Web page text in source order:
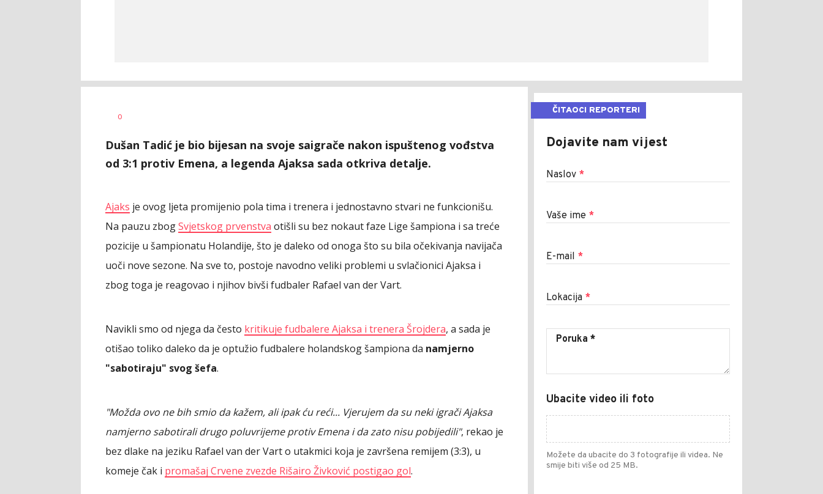
AUTOR
0
Dušan Tadić je bio bijesan na svoje saigrače nakon ispuštenog vođstva
od 3:1 protiv Emena, a legenda Ajaksa sada otkriva detalje.
Ajaks je ovog ljeta promijenio pola tima i trenera i jednostavno stvari ne funkcionišu.
Na pauzu zbogSvjetskog prvenstva otišli su bez nokaut faze Lige šampiona i sa treće
pozicije u šampionatu Holandije, što je daleko od onoga što su bila očekivanja navijača
uoči nove sezone. Na sve to, postoje navodno veliki problemi u svlačionici Ajaksa i
zbog toga je reagovao i njihov bivši fudbaler Rafael van der Vart.
Navikli smo od njega da često kritikuje fudbalere Ajaksa i trenera Šrojdera, a sada je
otišao toliko daleko da je optužio fudbalere holandskog šampiona da namjerno
"sabotiraju" svog šefa.
"Možda ovo ne bih smio da kažem, ali ipak ću reći... Vjerujem da su neki igrači Ajaksa
namjerno sabotirali drugo poluvrijeme protiv Emena i da zato nisu pobijedili", rekao je
bez dlake na jeziku Rafael van der Vart o utakmici koja je završena remijem (3:3), u
komeje čak i promašaj Crvene zvezde Rišairo Živković postigao gol.
ČITAOCI REPORTERI
Dojavite nam vijest
Naslov *
Vaše ime *
E-mail *
Lokacija *
Ubacite video ili foto
Možete da ubacite do 3 fotografije ili videa. Ne
smije biti više od 25 MB.